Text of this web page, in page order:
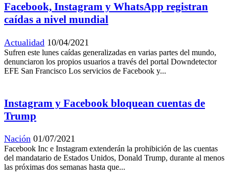
Facebook, Instagram y WhatsApp registran
caídas a nivel mundial
Actualidad 10/04/2021
Sufren este lunes caídas generalizadas en varias partes del mundo,
denunciaron los propios usuarios a través del portal Downdetector
EFE San Francisco Los servicios de Facebook y...
Instagram y Facebook bloquean cuentas de
Trump
Nación 01/07/2021
Facebook Inc e Instagram extenderán la prohibición de las cuentas
del mandatario de Estados Unidos, Donald Trump, durante al menos
las próximas dos semanas hasta que...